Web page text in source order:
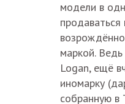
модели в
маркой.
Logan, ещё
иномарку
собранную в